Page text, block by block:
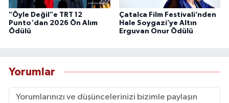
"Öyle Değil"e TRT 12
Punto'dan 2026 Ön Alım
Ödülü
Çatalca Film Festivali’nden
Hale Soygazi’ye Altın
Erguvan Onur Ödülü
Yorumlar